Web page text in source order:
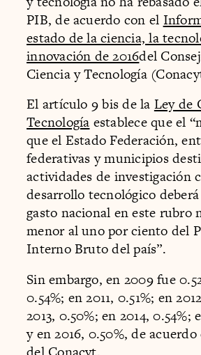
PIB, de acuerdo con el
estado de la ciencia, la
innovación de 2016del
Ciencia y Tecnología
El artículo 9 bis de la Ley de
Tecnología establece que el
que el Estado Federación,
federativas y municipios
actividades de investigación
desarrollo tecnológico
gasto nacional en este rubro
menor al uno por ciento del
Interno Bruto del país”.
Sin embargo, en 2009 fue
0.54%; en 2011, 0.51%; en
2013, 0.50%; en 2014, 0.54%;
y en 2016, 0.50%, de